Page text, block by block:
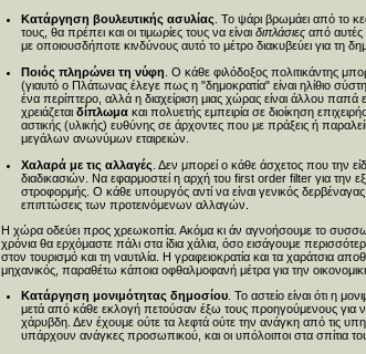
Κατάργηση βουλευτικής ασυλίας . Το ψάρι βρωμάει από το
τους, θα πρέπει και οι τιμωρίες τους να είναι διπλάσιες από αυτές
με οποιουσδήποτε κινδύνους αυτό το μέτρο διακυβεύει για τη
Ποιός πληρώνει τη νύφη . Ο κάθε φιλόδοξος πολιτικάντης
(γιαυτό ο Πλάτωνας έλεγε πως η "δημοκρατία" είναι ηλίθιο
ένα περίπτερο, αλλά η διαχείριση μιας χώρας είναι άλλου παπά
χρειάζεται δίπλωμα και πολυετής εμπειρία σε διοίκηση
αστικής (υλικής) ευθύνης σε άρχοντες που με πράξεις ή
μεγάλων ανωνύμων εταιρειών.
Χαλαρά με τις αλλαγές . Δεν μπορεί ο κάθε άσχετος που την
διαδικασιών. Να εφαρμοστεί η αρχή του first order filter για
στροφορμής. Ο κάθε υπουργός αντί να είναι γενικός
επιπτώσεις των προτεινόμενων αλλαγών.
Η χώρα οδεύει προς χρεωκοπία. Ακόμα κι άν αγνοήσουμε το
χρόνια θα ερχόμαστε πάλι στα ίδια χάλια, όσο εισάγουμε
στον τουρισμό και τη ναυτιλία. Η γραφειοκρατία και τα χαράτσια
μηχανικός, παραθέτω κάποια οφθαλμοφανή μέτρα για την
Κατάργηση μονιμότητας δημοσίου . Το αστείο είναι ότι η
μετά από κάθε εκλογή πετούσαν έξω τους προηγούμενους
χάρυβδη. Δεν έχουμε ούτε τα λεφτά ούτε την ανάγκη από τις
υπάρχουν ανάγκες προσωπικού, και οι υπόλοιποι στα σπίτια